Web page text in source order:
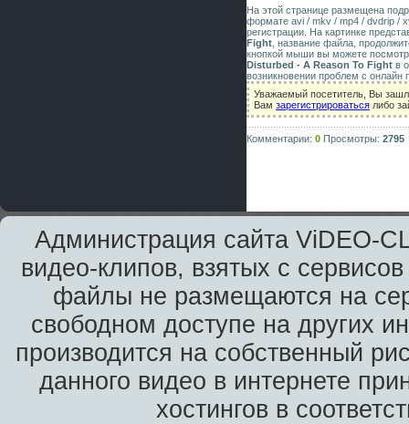
На этой странице размещена
формате avi / mkv / mp4 / dvdrip /
регистрации. На картинке
Fight , название файла,
кнопкой мыши вы можете
Disturbed - A Reason To Fight в
возникновении проблем с
Уважаемый посетитель, Вы
Вам зарегистрироваться либо
Комментарии: 0 Просмотры: 2795
Администрация сайта ViDEO-
видео-клипов, взятых с
файлы не размещаются на
свободном доступе на других
производится на собственный
данного видео в интернете
хостингов в